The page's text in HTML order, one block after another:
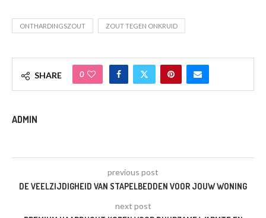
ONTHARDINGSZOUT ZOUT TEGEN ONKRUID
SHARE 0
ADMIN
previous post
DE VEELZIJDIGHEID VAN STAPELBEDDEN VOOR JOUW WONING
next post